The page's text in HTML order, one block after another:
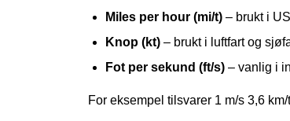
Miles per hour (mi/t) – brukt i
Knop (kt) – brukt i luftfart og
Fot per sekund (ft/s) – vanlig i
For eksempel tilsvarer 1 m/s 3,6